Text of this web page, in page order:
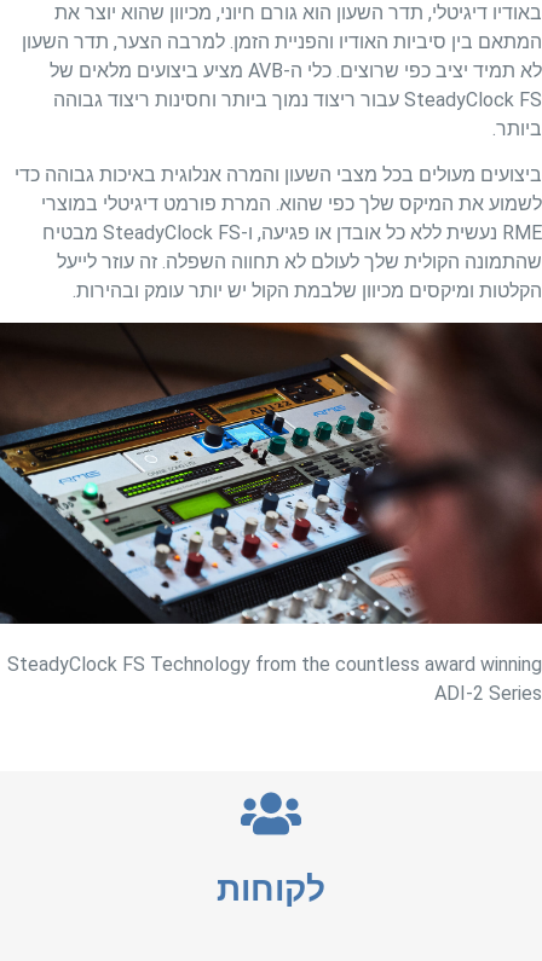
באודיו דיגיטלי, תדר השעון הוא גורם חיוני, מכיוון שהוא יוצר את
המתאם בין סיביות האודיו והפניית הזמן. למרבה הצער, תדר השעון
לא תמיד יציב כפי שרוצים. כלי ה-AVB מציע ביצועים מלאים של
SteadyClock FS עבור ריצוד נמוך ביותר וחסינות ריצוד גבוהה
ביותר.
ביצועים מעולים בכל מצבי השעון והמרה אנלוגית באיכות גבוהה כדי
לשמוע את המיקס שלך כפי שהוא. המרת פורמט דיגיטלי במוצרי
RME נעשית ללא כל אובדן או פגיעה, ו-SteadyClock FS מבטיח
שהתמונה הקולית שלך לעולם לא תחווה השפלה. זה עוזר לייעל
הקלטות ומיקסים מכיוון שלבמת הקול יש יותר עומק ובהירות.
SteadyClock FS Technology from the countless award winning
ADI-2 Series
לקוחות